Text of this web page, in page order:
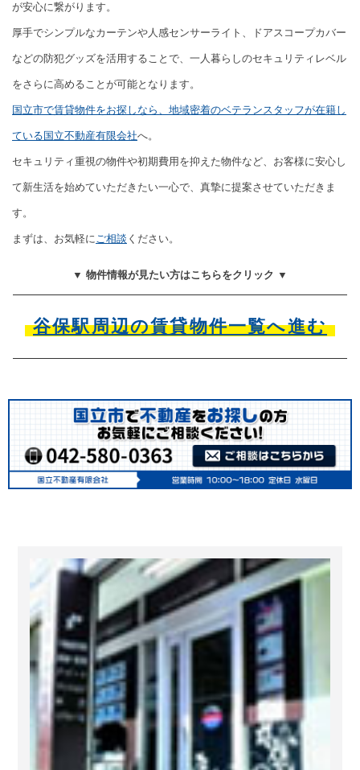
が安心に繋がります。
厚手でシンプルなカーテンや人感センサーライト、ドアスコープカバー
などの防犯グッズを活用することで、一人暮らしのセキュリティレベル
をさらに高めることが可能となります。
国立市で賃貸物件をお探しなら、地域密着のベテランスタッフが在籍し
ている国立不動産有限会社へ。
セキュリティ重視の物件や初期費用を抑えた物件など、お客様に安心し
て新生活を始めていただきたい一心で、真摯に提案させていただきま
す。
まずは、お気軽にご相談 ください。
▼ 物件情報が見たい方はこちらをクリック ▼
谷保駅周辺の賃貸物件一覧へ進む